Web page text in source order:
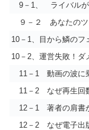
9－1、 ライバルが
９－２ あなたのツ
10－1、目から鱗のフ
10－2、運営失敗！ダ
11－1 動画の波に
11－2 なぜ再生回
12－1 著者の肩書
12－2 なぜ電子出